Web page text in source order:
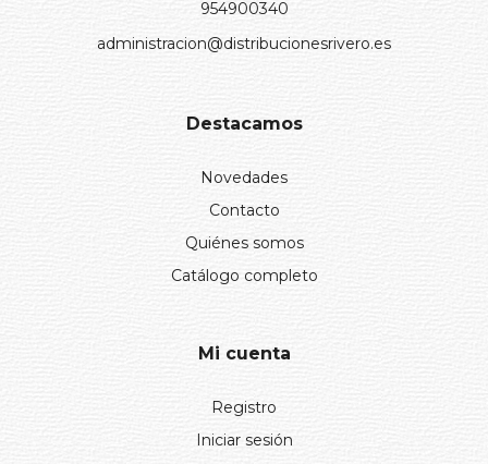
954900340
administracion@distribucionesrivero.es
Destacamos
Novedades
Contacto
Quiénes somos
Catálogo completo
Mi cuenta
Registro
Iniciar sesión